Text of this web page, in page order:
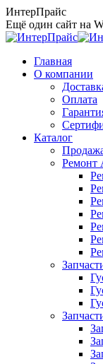
Перейти
к
содержанию
ИнтерПрайс
Ещё один сайт на
Главная
О компании
Оплата
Каталог
Ремонт